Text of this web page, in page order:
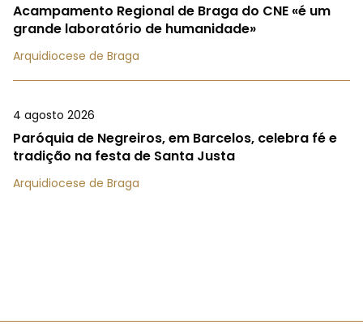
Acampamento Regional de Braga do CNE «é um
grande laboratório de humanidade»
Arquidiocese de Braga
4 agosto 2026
Paróquia de Negreiros, em Barcelos, celebra fé e
tradição na festa de Santa Justa
Arquidiocese de Braga